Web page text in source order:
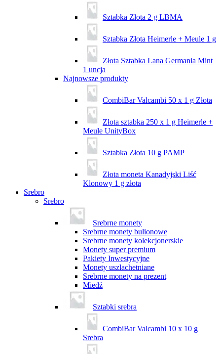
Sztabka Złota 2 g LBMA
Sztabka Złota Heimerle + Meule 1 g
Złota Sztabka Lana Germania Mint
1 uncja
Najnowsze produkty
CombiBar Valcambi 50 x 1 g Złota
Złota sztabka 250 x 1 g Heimerle +
Meule UnityBox
Sztabka Złota 10 g PAMP
Złota moneta Kanadyjski Liść
Klonowy 1 g złota
Srebro
Srebro
Srebrne monety
Srebrne monety bulionowe
Srebrne monety kolekcjonerskie
Monety super premium
Pakiety Inwestycyjne
Monety uszlachetniane
Srebrne monety na prezent
Miedź
Sztabki srebra
CombiBar Valcambi 10 x 10 g
Srebra